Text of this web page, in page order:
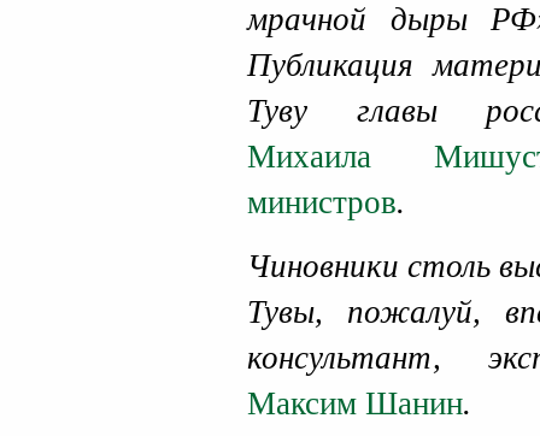
мрачной дыры
Публикация
Туву главы
Михаила
министров.
Чиновники столь
Тувы, пожалуй,
консультант,
Максим Шанин.